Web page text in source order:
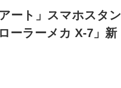
ート」スマホスタン
ーラーメカ X-7」新